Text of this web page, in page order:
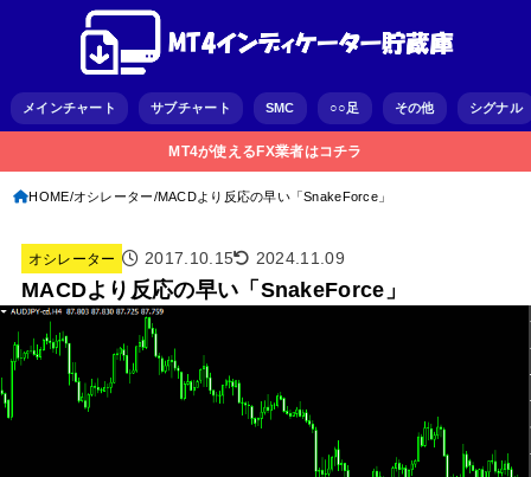
メインチャート サブチャート SMC ○○足 その他 シグナル
MT4が使えるFX業者はコチラ
HOME オシレーター MACDより反応の早い「SnakeForce」
オシレーター 2017.10.15 2024.11.09
MACDより反応の早い「SnakeForce」